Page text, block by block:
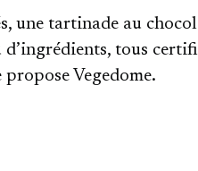
une tartinade au
tous
propose Vegedome.